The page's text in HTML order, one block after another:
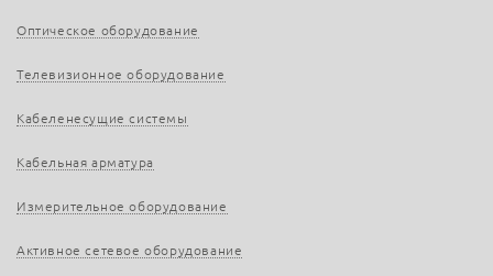
Оптическое оборудование
Телевизионное оборудование
Кабеленесущие системы
Кабельная арматура
Измерительное оборудование
Активное сетевое оборудование